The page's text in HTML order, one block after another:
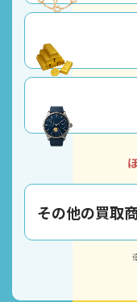
その他の買取